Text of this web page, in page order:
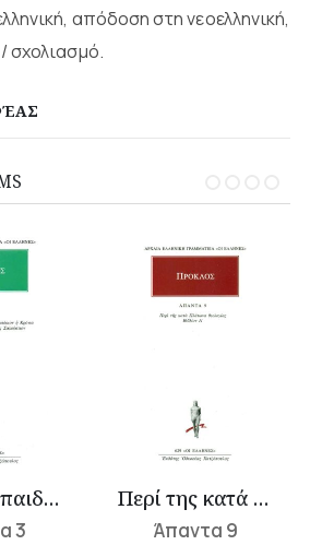
απόδοση στη νεοελληνική,
σχολιασμό.
Εις τους απαιδεύτους κύνας, Συμπόσιον ή Κρόνια, Εις τον βασιλέα Ήλιον προς Σαλούστιον
3
Περί της κατά Πλάτωνα θεολογίας Α΄
Άπαντα 9